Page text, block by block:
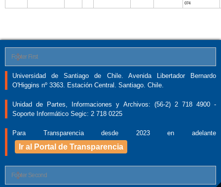
074
Footer First
Universidad de Santiago de Chile. Avenida Libertador Bernardo
O'Higgins nº 3363. Estación Central. Santiago. Chile.
Unidad de Partes, Informaciones y Archivos: (56-2) 2 718 4900 -
Soporte Informático Segic: 2 718 0225
Para Transparencia desde 2023 en adelante
Ir al Portal de Transparencia
Footer Second